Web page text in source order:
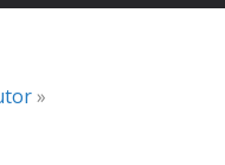
»